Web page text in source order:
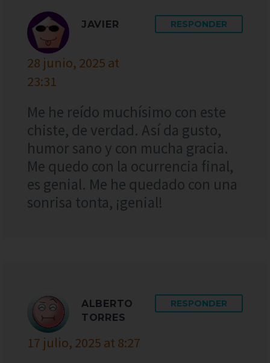
JAVIER
28 junio, 2025 at
23:31
RESPONDER
Me he reído muchísimo con este
chiste, de verdad. Así da gusto,
humor sano y con mucha gracia.
Me quedo con la ocurrencia final,
es genial. Me he quedado con una
sonrisa tonta, ¡genial!
ALBERTO
TORRES
17 julio, 2025 at 8:27
RESPONDER